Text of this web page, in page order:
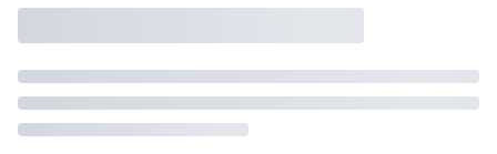
pokoju (lub apartamencie, willi itd.). Wybierz jedną z ofert z listy
i zarezerwuj ją. Zrób oddzielne rezerwacje dla każdego
kolejnego pokoju lubskontaktuj się z nami,by złożyć
zamówienie u naszego doradcy.
Maksymalna liczba uczestników